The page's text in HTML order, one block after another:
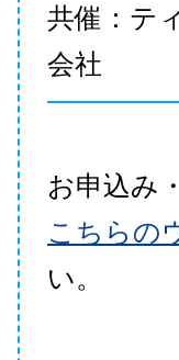
共催：テ
会社
お申込み
こちらの
い。